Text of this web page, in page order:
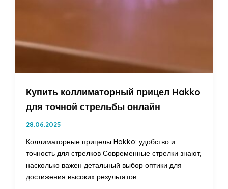
Купить коллиматорный прицел Hakko
для точной стрельбы онлайн
28.06.2025
Коллиматорные прицелы Hakko: удобство и
точность для стрелков Современные стрелки знают,
насколько важен детальный выбор оптики для
достижения высоких результатов.